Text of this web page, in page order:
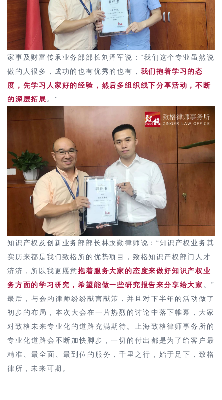
家事及财富传承业务部部长刘泽军说：“我们这个专业虽然说
做的人很多，成功的也有优秀的也有， 我们抱着学习的态
度，先学习人家好的经验，然后多组织线下分享活动，不断
的深层拓展 。”
知识产权及创新业务部部长林汞勤律师说：“知识产权业务其
实历来都是我们致格所的优势项目，致格知识产权部门人才
济济，所以我更愿意抱着服务大家的态度来做好知识产权业
务方面的学习研究，希望能做一些研究报告来分享给大家 。”
最后，与会的律师纷纷献言献策，并且对下半年的活动做了
初步的布局，本次大会在一片热烈的讨论中落下帷幕，大家
对致格未来专业化的道路充满期待。
上海致格律师事务所的
专业化道路会不断加快脚步，一切的付出都是为了给客户最
精准、最全面、最到位的服务，千里之行，始于足下，致格
律所，未来可期。